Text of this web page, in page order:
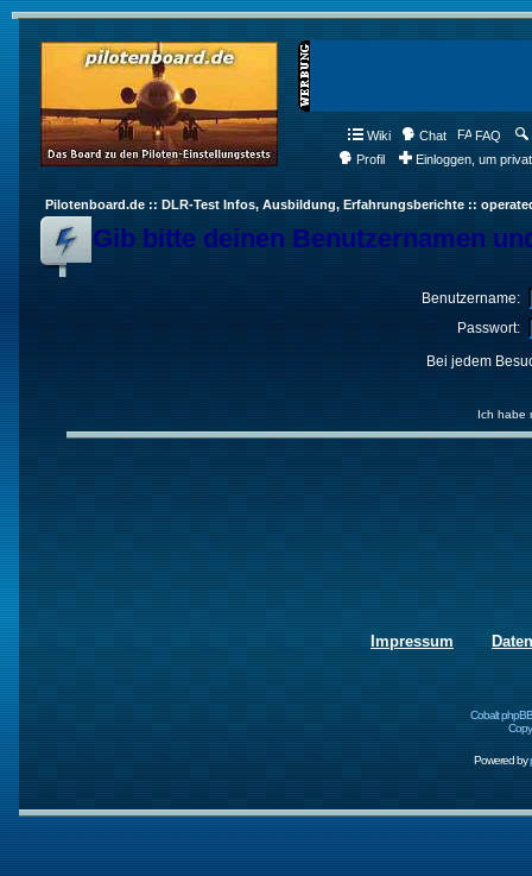
Wiki Chat FAQ
Profil
Einloggen, um
Pilotenboard.de :: DLR-Test Infos, Ausbildung, Erfahrungsberichte ::
Gib bitte deinen Benutzernamen
Benutzername:
Passwort:
Bei jedem
Ich habe
Impressum
Cobalt
Powered by